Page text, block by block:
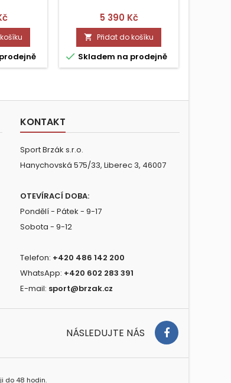
Cena
5 390 Kč
 Přidat do košíku
 Skladem na prodejně
KONTAKT
Sport Brzák s.r.o.
Hanychovská 575/33, Liberec 3, 46007
OTEVÍRACÍ DOBA:
Pondělí - Pátek - 9-17
Sobota - 9-12
Telefon: +420 486 142 200
WhatsApp: +420 602 283 391
E-mail: sport@brzak.cz
NÁSLEDUJTE NÁS
do 48 hodin.